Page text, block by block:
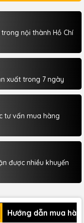
nội thành Hồ Chí
xuất trong 7 ngày
tư vấn mua hàng
được nhiều khuyến
Hướng dẫn mua